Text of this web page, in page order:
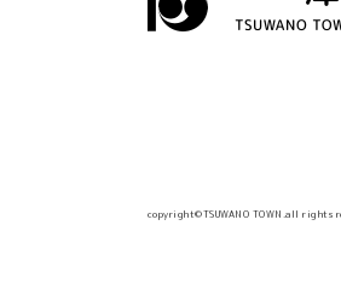
copyright©TSUWANO TOWN.all rights